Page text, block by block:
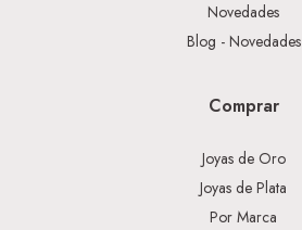
Novedades
Blog - Novedades
Comprar
Joyas de Oro
Joyas de Plata
Por Marca